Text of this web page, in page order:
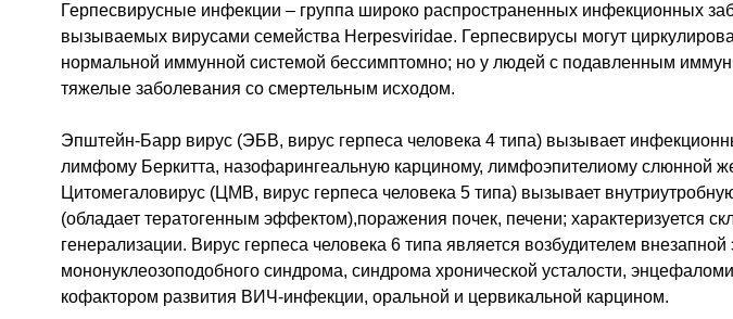
Герпесвирусные инфекции – группа широко распространенных инфекционных
вызываемых вирусами семейства Herpesviridae. Герпесвирусы могут
нормальной иммунной системой бессимптомно; но у людей с подавленным
тяжелые заболевания со смертельным исходом.
Эпштейн-Барр вирус (ЭБВ, вирус герпеса человека 4 типа) вызывает
лимфому Беркитта, назофарингеальную карциному, лимфоэпителиому слюнной
Цитомегаловирус (ЦМВ, вирус герпеса человека 5 типа) вызывает
(обладает тератогенным эффектом),поражения почек, печени; характеризуется
генерализации. Вирус герпеса человека 6 типа является возбудителем внезапной
мононуклеозоподобного синдрома, синдрома хронической усталости,
кофактором развития ВИЧ-инфекции, оральной и цервикальной карцином.